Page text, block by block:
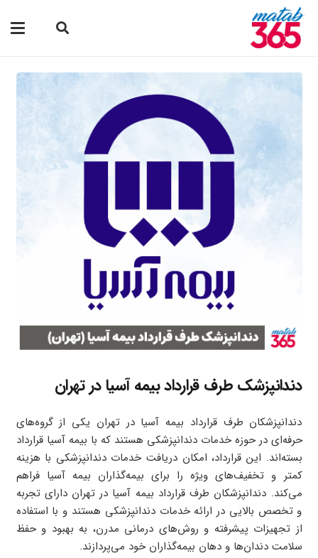
دندانپزشک طرف قرارداد بیمه آسیا در تهران
دندانپزشکان طرف قرارداد بیمه آسیا در تهران یکی از گروه‌های
حرفه‌ای در حوزه خدمات دندانپزشکی هستند که با بیمه آسیا قرارداد
بسته‌اند. این قرارداد، امکان دریافت خدمات دندانپزشکی با هزینه
کمتر و تخفیف‌های ویژه را برای بیمه‌گذاران بیمه آسیا فراهم
می‌کند. دندانپزشکان طرف قرارداد بیمه آسیا در تهران دارای تجربه
و تخصص بالایی در ارائه خدمات دندانپزشکی هستند و با استفاده
از تجهیزات پیشرفته و روش‌های درمانی مدرن، به بهبود و حفظ
سلامت دندان‌ها و دهان بیمه‌گذاران خود می‌پردازند.